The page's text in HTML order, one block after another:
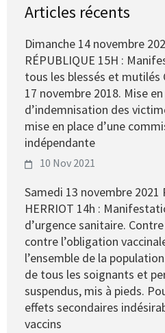
Articles récents
Dimanche 14 novembre
RÉPUBLIQUE 15H :
tous les blessés et mutilés
17 novembre 2018. Mise
d’indemnisation des
mise en place d’une
indépendante
10 Nov 2021
Samedi 13 novembre 2021
HERRIOT 14h :
d’urgence sanitaire.
contre l’obligation
l’ensemble de la
de tous les soignants et
suspendus, mis à pieds.
effets secondaires
vaccins